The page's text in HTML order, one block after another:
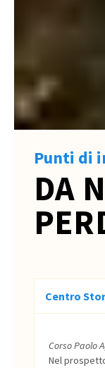
Punti di
DA
Centro
Corso Paolo
Nel